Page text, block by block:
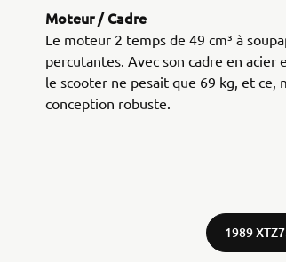
Moteur / Cadre
Le moteur 2 temps de 49 cm³ à
percutantes. Avec son cadre en
le scooter ne pesait que 69 kg, et ce,
conception robuste.
1989